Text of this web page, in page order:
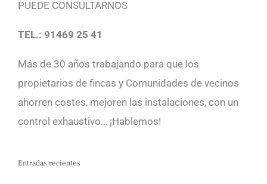
PUEDE CONSULTARNOS
TEL.: 91469 25 41
Más de 30 años trabajando para que los
propietarios de fincas y Comunidades de vecinos
ahorren costes, mejoren las instalaciones, con un
control exhaustivo… ¡Hablemos!
Entradas recientes